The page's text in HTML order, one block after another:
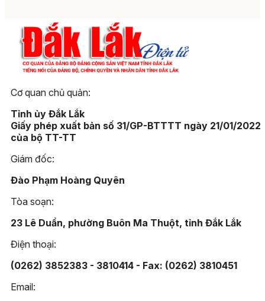
Cơ quan chủ quản:
Tỉnh ủy Đắk Lắk
Giấy phép xuất bản số 31/GP-BTTTT ngày 21/01/2022
của bộ TT-TT
Giám đốc:
Đào Phạm Hoàng Quyên
Tòa soạn:
23 Lê Duẩn, phường Buôn Ma Thuột, tỉnh Đắk Lắk
Điện thoại:
(0262) 3852383 - 3810414 - Fax: (0262) 3810451
Email: